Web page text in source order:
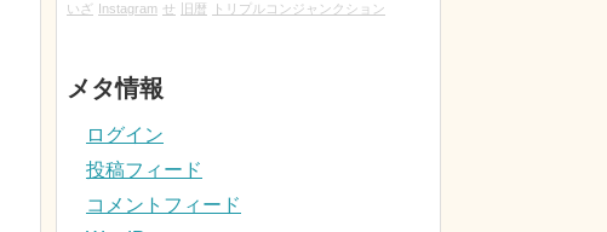
いざ
Instagram せ 旧暦 トリプルコンジャンクション
メタ情報
ログイン
投稿フィード
コメントフィード